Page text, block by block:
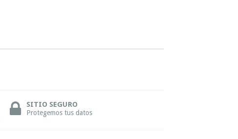
SITIO SEGURO
Protegemos tus datos